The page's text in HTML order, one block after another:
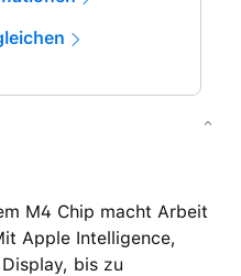
M4 Chip macht Arbeit
Apple Intelligence,
bis zu